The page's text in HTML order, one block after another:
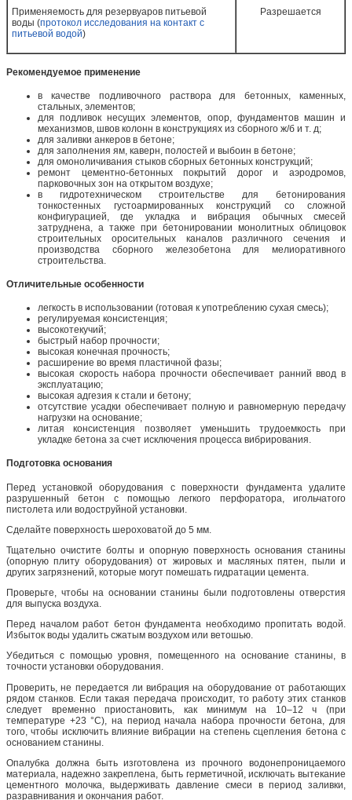
Применяемость для резервуаров питьевой
воды (протокол исследования на контакт с
питьевой водой)
Разрешается
Рекомендуемое применение
в качестве подливочного раствора для бетонных, каменных,
стальных, элементов;
для подливок несущих элементов, опор, фундаментов машин и
механизмов, швов колонн в конструкциях из сборного ж/б и т. д;
для заливки анкеров в бетоне;
для заполнения ям, каверн, полостей и выбоин в бетоне;
для омоноличивания стыков сборных бетонных конструкций;
ремонт цементно-бетонных покрытий дорог и аэродромов,
парковочных зон на открытом воздухе;
в гидротехническом строительстве для бетонирования
тонкостенных густоармированных конструкций со сложной
конфигурацией, где укладка и вибрация обычных смесей
затруднена, а также при бетонировании монолитных облицовок
строительных оросительных каналов различного сечения и
производства сборного железобетона для мелиоративного
строительства.
Отличительные особенности
легкость в использовании (готовая к употреблению сухая смесь);
регулируемая консистенция;
высокотекучий;
быстрый набор прочности;
высокая конечная прочность;
расширение во время пластичной фазы;
высокая скорость набора прочности обеспечивает ранний ввод в
эксплуатацию;
высокая адгезия к стали и бетону;
отсутствие усадки обеспечивает полную и равномерную передачу
нагрузки на основание;
литая консистенция позволяет уменьшить трудоемкость при
укладке бетона за счет исключения процесса вибрирования.
Подготовка основания
Перед установкой оборудования с поверхности фундамента удалите
разрушенный бетон с помощью легкого перфоратора, игольчатого
пистолета или водоструйной установки.
Сделайте поверхность шероховатой до 5 мм.
Тщательно очистите болты и опорную поверхность основания станины
(опорную плиту оборудования) от жировых и масляных пятен, пыли и
других загрязнений, которые могут помешать гидратации цемента.
Проверьте, чтобы на основании станины были подготовлены отверстия
для выпуска воздуха.
Перед началом работ бетон фундамента необходимо пропитать водой.
Избыток воды удалить сжатым воздухом или ветошью.
Убедиться с помощью уровня, помещенного на основание станины, в
точности установки оборудования.
Проверить, не передается ли вибрация на оборудование от работающих
рядом станков. Если такая передача происходит, то работу этих станков
следует временно приостановить, как минимум на 10–12 ч (при
температуре +23 °С), на период начала набора прочности бетона, для
того, чтобы исключить влияние вибрации на степень сцепления бетона с
основанием станины.
Опалубка должна быть изготовлена из прочного водонепроницаемого
материала, надежно закреплена, быть герметичной, исключать вытекание
цементного молочка, выдерживать давление смеси в период заливки,
разравнивания и окончания работ.